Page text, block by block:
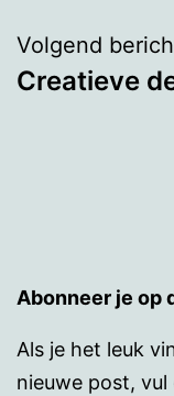
Volgend
Creatieve
Abonneer je op
Als je het leuk
nieuwe post, vul